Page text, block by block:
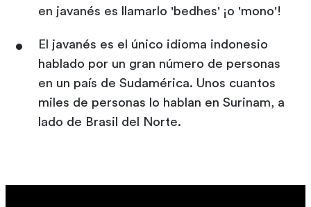
en javanés es llamarlo 'bedhes' ¡o 'mono'!
El javanés es el único idioma indonesio
hablado por un gran número de personas
en un país de Sudamérica. Unos cuantos
miles de personas lo hablan en Surinam, a
lado de Brasil del Norte.